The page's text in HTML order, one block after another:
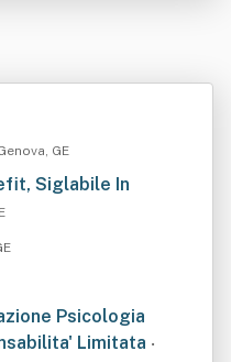
GE
Siglabile In
Psicologia
Limitata •